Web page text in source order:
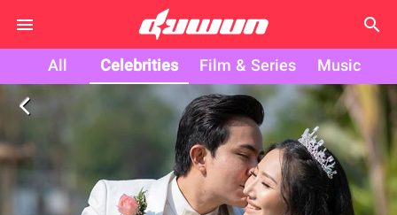
search
All Celebrities Film & Series Music
arrow_back_ios